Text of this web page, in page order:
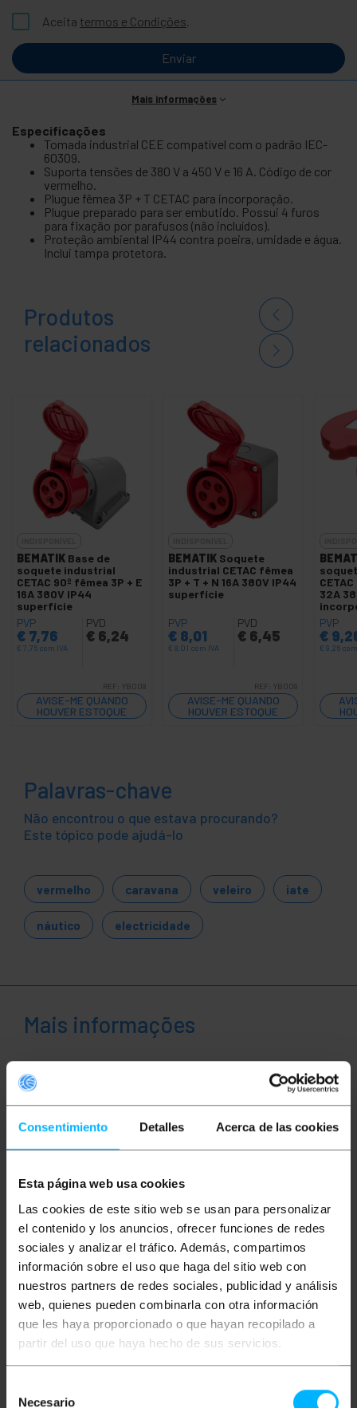
Consentimiento Detalles Acerca de las cookies
Esta página web usa cookies
Las cookies de este sitio web se usan para personalizar
el contenido y los anuncios, ofrecer funciones de redes
sociales y analizar el tráfico. Además, compartimos
información sobre el uso que haga del sitio web con
nuestros partners de redes sociales, publicidad y análisis
web, quienes pueden combinarla con otra información
que les haya proporcionado o que hayan recopilado a
partir del uso que haya hecho de sus servicios.
Necesario
Aceita termos e Condições.
Enviar
Mais informações
Especificações
Tomada industrial CEE compatível com o padrão IEC-
60309.
Suporta tensões de 380 V a 450 V e 16 A. Código de cor
vermelho.
Plugue fêmea 3P + T CETAC para incorporação.
Plugue preparado para ser embutido. Possui 4 furos
para fixação por parafusos (não incluídos).
Proteção ambiental IP44 contra poeira, umidade e água.
Inclui tampa protetora.
Produtos
relacionados
BEMATIK Base de
soquete industrial
CETAC 90º fêmea 3P + E
16A 380V IP44
superfície
PVP
€ 7,76
€ 7,76 com IVA
PVD
€6,24
REF: YB008
AVISE-ME QUANDO
HOUVER ESTOQUE
BEMATIK Soquete
industrial CETAC fêmea
3P + T + N 16A 380V IP44
superfície
PVP
€ 8,01
€ 8,01 com IVA
PVD
€6,45
REF: YB009
AVISE-ME QUANDO
HOUVER ESTOQUE
32A
PVP
€
€ 9,26
Palavras-chave
Não encontrou o que estava procurando?
Este tópico pode ajudá-lo
vermelho caravana veleiro iate
náutico electricidade
Mais informações
Descrição
CEE plugues e soquetes de uso industrial
compatíveis com o padrão IEC-60309. Este
tensão mínima e máxima suportada. Seu uso é
instalações que requeiram alto desempenho em
todos os tipos de ambientes. Produtos fabricados
em materiais duráveis e resistentes, especialmente
concebidos para garantir um funcionamento
perfeito em condições de trabalho exigentes. Ideal
para instalações comerciais, canteiros de obras,
sistemas de iluminação, armazéns, etc. A gama de
tomadas e bases industriais na cor vermelha está
preparada para trabalhar em tensões de 380-450V.
especificações
Tomada industrial CEE compatível com o
Código de cor vermelho.